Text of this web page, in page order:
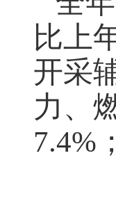
比上
开采
力、
7.4%